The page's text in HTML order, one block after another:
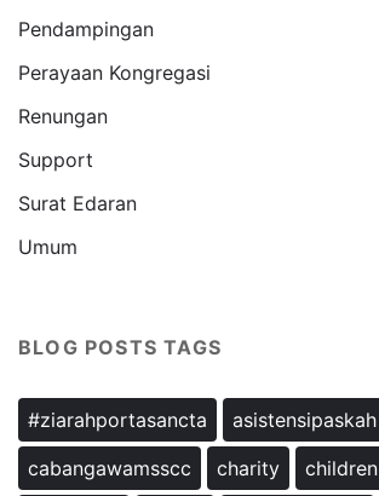
Pendampingan
Perayaan Kongregasi
Renungan
Support
Surat Edaran
Umum
BLOG POSTS TAGS
#ziarahportasancta asistensipaskah
cabangawamsscc
charity children